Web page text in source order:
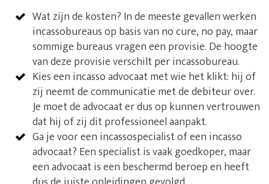
Wat zijn de kosten? In de meeste gevallen werken
incassobureaus op basis van no cure, no pay, maar
sommige bureaus vragen een provisie. De hoogte
van deze provisie verschilt per incassobureau.
Kies een incasso advocaat met wie het klikt: hij of
zij neemt de communicatie met de debiteur over.
Je moet de advocaat er dus op kunnen vertrouwen
dat hij of zij dit professioneel aanpakt.
Ga je voor een incassospecialist of een incasso
advocaat? Een specialist is vaak goedkoper, maar
een advocaat is een beschermd beroep en heeft